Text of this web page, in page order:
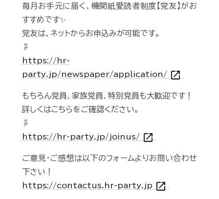
毎月お手元に届く、機関紙愛読者制度【党友】がお
すすめです✨
党友は、ネットからお申込みが可能です。
☟
https://hr-
party.jp/newspaper/application/ open_in_new
もちろん党員、家族党員、特別党員も大歓迎です！
詳しくはこちらをご確認ください。
☟
https://hr-party.jp/joinus/ open_in_new
ご意見・ご感想は以下のフォームよりお問い合わせ
下さい！
https://contactus.hr-party.jp open_in_new